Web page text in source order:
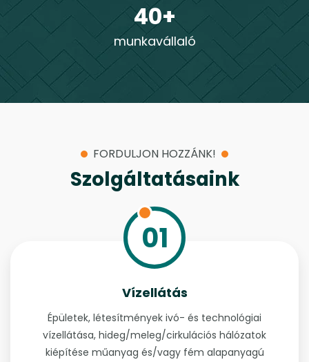
40+
munkavállaló
FORDULJON HOZZÁNK!
Szolgáltatásaink
01
Vízellátás
Épületek, létesítmények ivó- és technológiai
vízellátása, hideg/meleg/cirkulációs hálózatok
kiépítése műanyag és/vagy fém alapanyagú